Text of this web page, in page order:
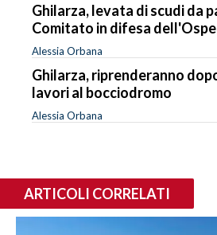
Ghilarza, levata di scudi da
Comitato in difesa
Alessia Orbana
Ghilarza, riprenderanno
lavori al bocciodromo
Alessia Orbana
ARTICOLI CORRELATI